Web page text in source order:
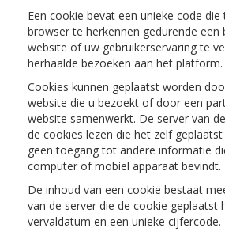
Een cookie bevat een unieke code
browser te herkennen gedurende een
website of uw gebruikerservaring te
herhaalde bezoeken aan het platform.
Cookies kunnen geplaatst worden
website die u bezoekt of door een
website samenwerkt. De server van
de cookies lezen die het zelf
geen toegang tot andere informatie
computer of mobiel apparaat bevindt.
De inhoud van een cookie bestaat
van de server die de cookie geplaatst
vervaldatum en een unieke cijfercode.